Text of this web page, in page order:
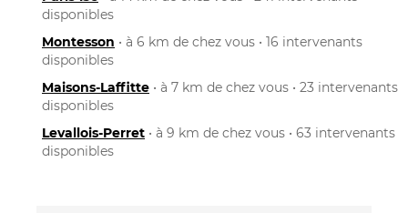
disponibles
Montesson • à 6 km de chez vous • 16 intervenants
disponibles
Maisons-Laffitte • à 7 km de chez vous • 23 intervenants
disponibles
Levallois-Perret • à 9 km de chez vous • 63 intervenants
disponibles